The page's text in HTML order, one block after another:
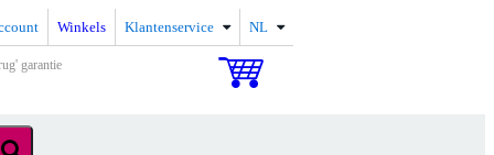
Winkels Klantenservice NL
garantie